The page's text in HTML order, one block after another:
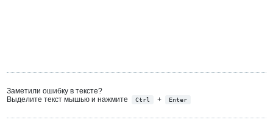
Заметили ошибку в тексте?
Выделите текст мышью и нажмите
Ctrl + Enter